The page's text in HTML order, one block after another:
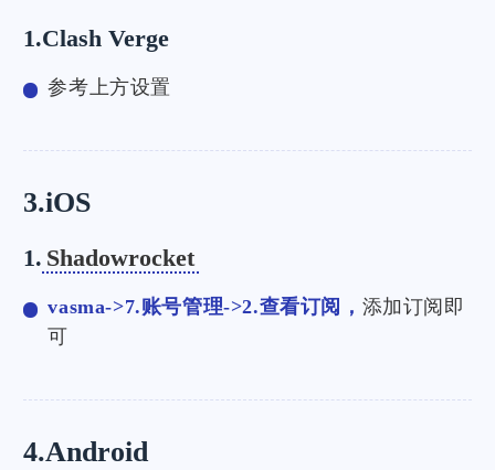
1.Clash Verge
参考上方设置
3.iOS
1. Shadowrocket
vasma->7.账号管理->2.查看订阅， 添加订阅即
可
4.Android